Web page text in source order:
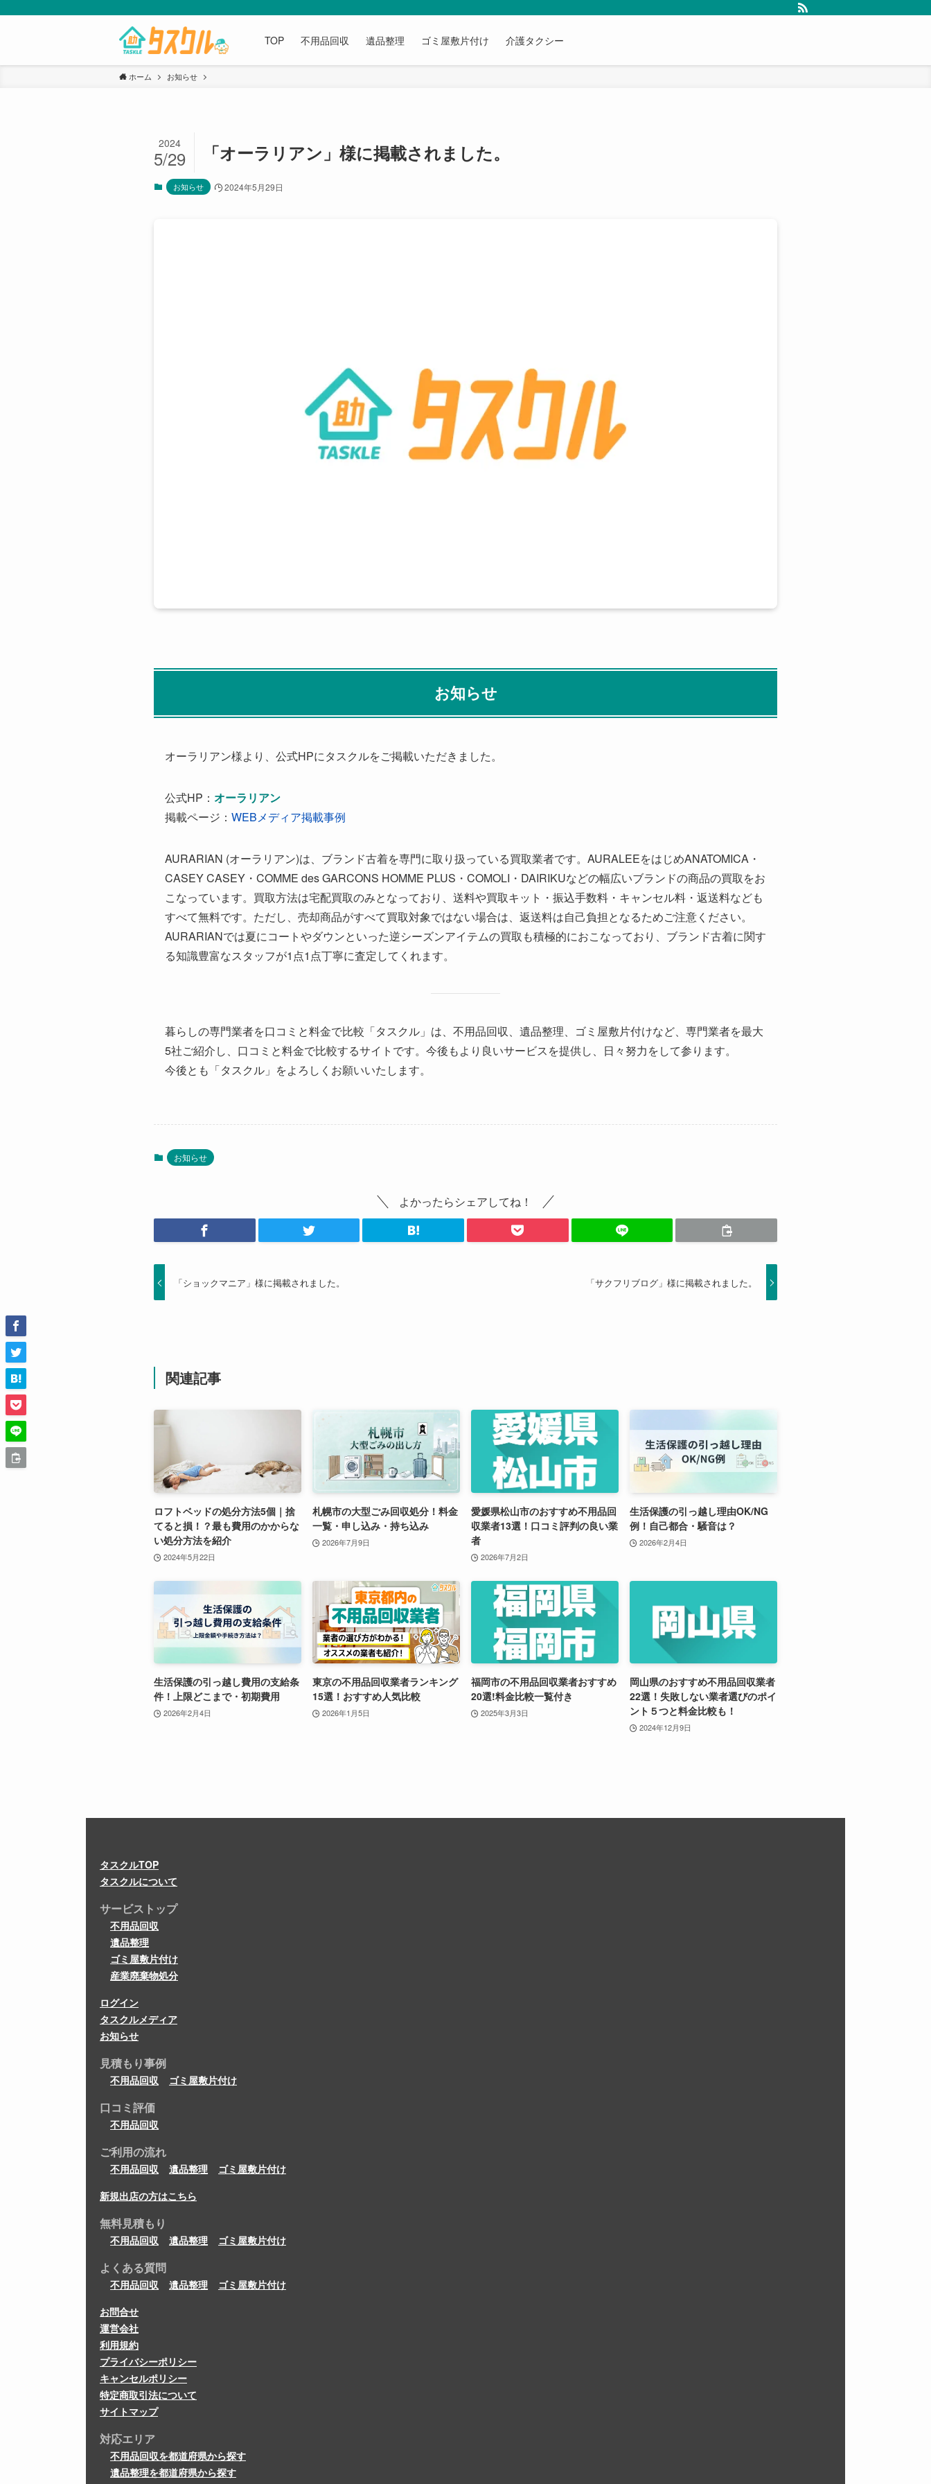
TOP 不用品回収 遺品整理 ゴミ屋敷片付け 介護タクシー
ホーム お知らせ
「オーラリアン」様に掲載されました。
2024
5/29
お知らせ 2024年5月29日
お知らせ
オーラリアン様より、公式HPにタスクルをご掲載いただきました。
公式HP： オーラリアン
掲載ページ： WEBメディア掲載事例
AURARIAN (オーラリアン)は、ブランド古着を専門に取り扱っている買取業者です。AURALEEをはじめANATOMICA・
CASEY CASEY・COMME des GARCONS HOMME PLUS・COMOLI・DAIRIKUなどの幅広いブランドの商品の買取をお
こなっています。買取方法は宅配買取のみとなっており、送料や買取キット・振込手数料・キャンセル料・返送料なども
すべて無料です。ただし、売却商品がすべて買取対象ではない場合は、返送料は自己負担となるためご注意ください。
AURARIANでは夏にコートやダウンといった逆シーズンアイテムの買取も積極的におこなっており、ブランド古着に関す
る知識豊富なスタッフが1点1点丁寧に査定してくれます。
暮らしの専門業者を口コミと料金で比較「タスクル」は、不用品回収、遺品整理、ゴミ屋敷片付けなど、専門業者を最大
5社ご紹介し、口コミと料金で比較するサイトです。今後もより良いサービスを提供し、日々努力をして参ります。
今後とも「タスクル」をよろしくお願いいたします。
お知らせ
よかったらシェアしてね！
「ショックマニア」様に掲載されました。 「サクフリブログ」様に掲載されました。
関連記事
ロフトベッドの処分方法5個｜捨
てると損！？最も費用のかからな
い処分方法を紹介
2024年5月22日
札幌市の大型ごみ回収処分！料金
一覧・申し込み・持ち込み
2026年7月9日
愛媛県松山市のおすすめ不用品回
収業者13選！口コミ評判の良い業
者
2026年7月2日
生活保護の引っ越し理由OK/NG
例！自己都合・騒音は？
2026年2月4日
生活保護の引っ越し費用の支給条
件！上限どこまで・初期費用
2026年2月4日
東京の不用品回収業者ランキング
15選！おすすめ人気比較
2026年1月5日
福岡市の不用品回収業者おすすめ
20選!料金比較一覧付き
2025年3月3日
岡山県のおすすめ不用品回収業者
22選！失敗しない業者選びのポイ
ント５つと料金比較も！
2024年12月9日
タスクルTOP
タスクルについて
サービストップ
不用品回収
遺品整理
ゴミ屋敷片付け
産業廃棄物処分
ログイン
タスクルメディア
お知らせ
見積もり事例
不用品回収 ゴミ屋敷片付け
口コミ評価
不用品回収
ご利用の流れ
不用品回収 遺品整理
ゴミ屋敷片付け
新規出店の方はこちら
無料見積もり
不用品回収 遺品整理 ゴミ屋敷片付け
よくある質問
不用品回収 遺品整理
ゴミ屋敷片付け
お問合せ
運営会社
利用規約
プライバシーポリシー
キャンセルポリシー
特定商取引法について
サイトマップ
対応エリア
不用品回収を都道府県から探す
遺品整理を都道府県から探す